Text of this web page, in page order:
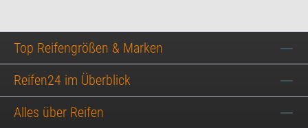
Top Reifengrößen & Marken
Reifen24 im Überblick
Alles über Reifen